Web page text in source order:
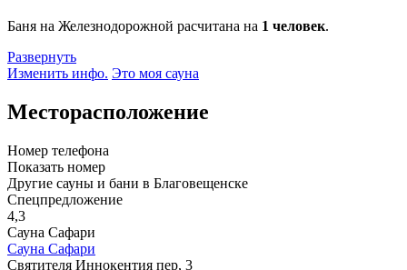
Баня на Железнодорожной расчитана на 1 человек.
Развернуть
Изменить инфо. Это моя сауна
Месторасположение
Номер телефона
Показать номер
Другие сауны и бани в Благовещенске
Спецпредложение
4,3
Сауна Сафари
Сауна Сафари
Святителя Иннокентия пер, 3